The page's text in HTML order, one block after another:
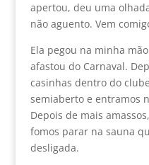
apertou, deu uma
não aguento. Vem
Ela pegou na minha
afastou do Carnaval.
casinhas dentro do
semiaberto e entramos
Depois de mais
fomos parar na sauna
desligada.